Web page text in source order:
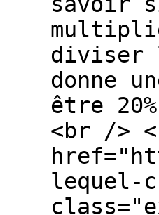
diviser
donne
être
<br />
lequel-